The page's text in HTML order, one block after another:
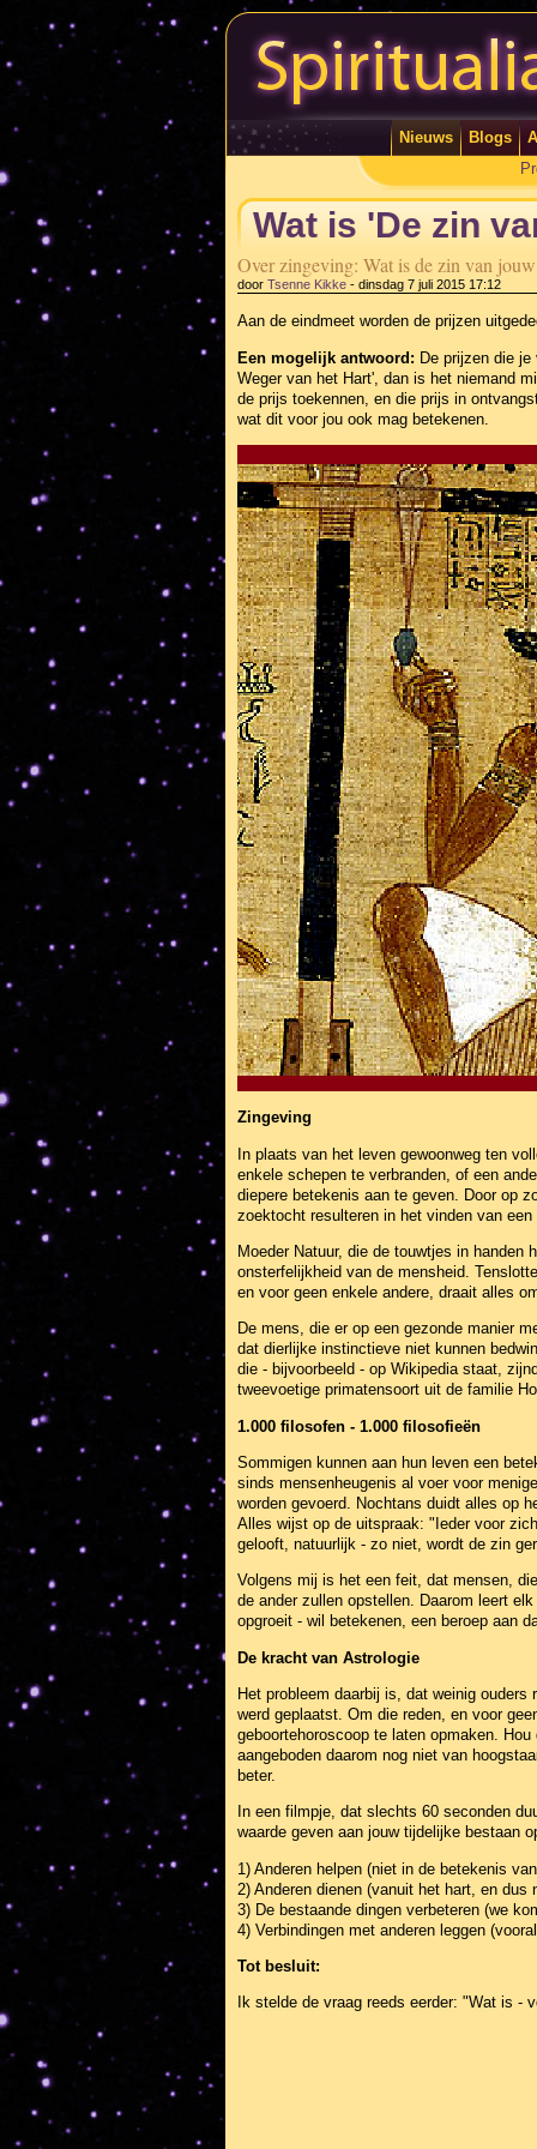
Nieuws Blogs
Wat is 'De zin
Over zingeving: Wat is de zin van
door Tsenne Kikke - dinsdag 7 juli 2015 17:12
Aan de eindmeet worden de prijzen
Een mogelijk antwoord: De prijzen die
Weger van het Hart', dan is het niemand
de prijs toekennen, en die prijs in
wat dit voor jou ook mag betekenen.
Zingeving
In plaats van het leven gewoonweg ten
enkele schepen te verbranden, of een
diepere betekenis aan te geven. Door op
zoektocht resulteren in het vinden van
Moeder Natuur, die de touwtjes in
onsterfelijkheid van de mensheid.
en voor geen enkele andere, draait alles
De mens, die er op een gezonde manier
dat dierlijke instinctieve niet kunnen
die - bijvoorbeeld - op Wikipedia staat,
tweevoetige primatensoort uit de familie
1.000 filosofen - 1.000 filosofieën
Sommigen kunnen aan hun leven een
sinds mensenheugenis al voer voor
worden gevoerd. Nochtans duidt alles op
Alles wijst op de uitspraak: "Ieder voor
gelooft, natuurlijk - zo niet, wordt de zin
Volgens mij is het een feit, dat mensen,
de ander zullen opstellen. Daarom leert
opgroeit - wil betekenen, een beroep aan
De kracht van Astrologie
Het probleem daarbij is, dat weinig
werd geplaatst. Om die reden, en voor
geboortehoroscoop te laten opmaken.
aangeboden daarom nog niet van
beter.
In een filmpje, dat slechts 60 seconden
waarde geven aan jouw tijdelijke bestaan
1) Anderen helpen (niet in de betekenis
2) Anderen dienen (vanuit het hart, en
3) De bestaande dingen verbeteren (we
4) Verbindingen met anderen leggen
Tot besluit:
Ik stelde de vraag reeds eerder: "Wat is -